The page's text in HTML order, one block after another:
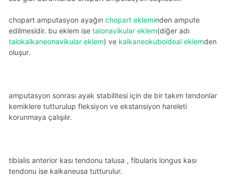
chopart amputasyon ayağın chopart ekleminden ampute
edilmesidir. bu eklem ise talonavikular eklem(diğer adı
talokalkaneonavikular eklem) ve kalkaneokuboideal eklemden
oluşur.
amputasyon sonrası ayak stabilitesi için de bir takım tendonlar
kemiklere tutturulup fleksiyon ve ekstansiyon hareleti
korunmaya çalışılır.
tibialis anterior kası tendonu talusa , fibularis longus kası
tendonu ise kalkaneusa tutturulur.